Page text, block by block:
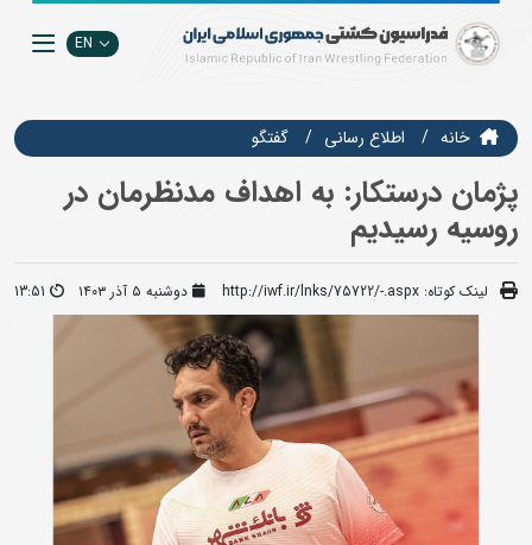
EN
خانه اطلاع رسانی گفتگو
پژمان درستکار: به اهداف مدنظرمان در
روسیه رسیدیم
لینک کوتاه: http://iwf.ir/lnks/75722/-.aspx دوشنبه ۵ آذر ۱۴۰۳ 13:51